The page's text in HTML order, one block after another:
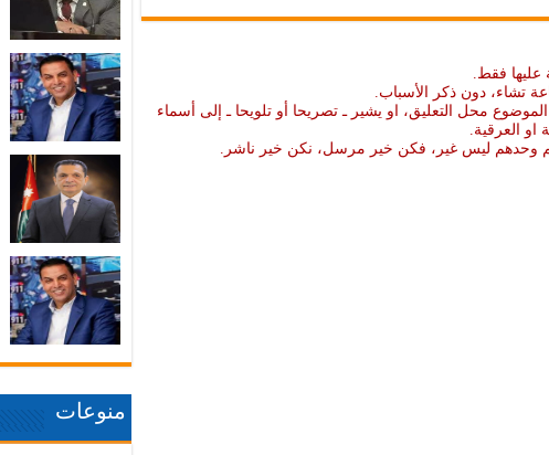
عليها فقط.
تشاء، دون ذكر الأسباب.
محل التعليق، او يشير ـ تصريحا أو تلويحا ـ إلى أسماء
او العرقية.
وحدهم ليس غير، فكن خير مرسل، نكن خير ناشر.
منوعات